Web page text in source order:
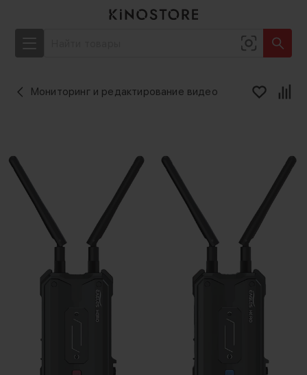
Мониторинг и редактирование видео